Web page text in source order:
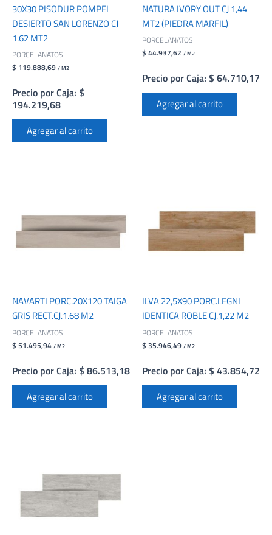
30X30 PISODUR POMPEI
DESIERTO SAN LORENZO CJ
1.62 MT2
PORCELANATOS
$ 119.888,69 / M2
Precio por Caja: $
194.219,68
Agregar al carrito
NATURA IVORY OUT CJ 1,44
MT2 (PIEDRA MARFIL)
PORCELANATOS
$ 44.937,62 / M2
Precio por Caja: $ 64.710,17
Agregar al carrito
NAVARTI PORC.20X120 TAIGA
GRIS RECT.CJ.1.68 M2
PORCELANATOS
$ 51.495,94 / M2
Precio por Caja: $ 86.513,18
Agregar al carrito
ILVA 22,5X90 PORC.LEGNI
IDENTICA ROBLE CJ.1,22 M2
PORCELANATOS
$ 35.946,49 / M2
Precio por Caja: $ 43.854,72
Agregar al carrito